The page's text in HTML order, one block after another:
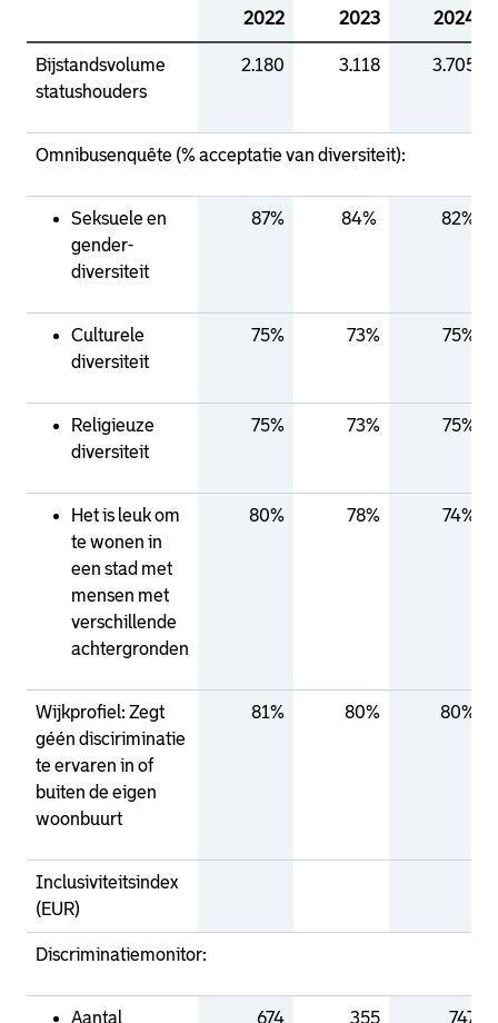
2022
2023
2024
Bijstandsvolume
statushouders
2.180 3.118 3.705
Omnibusenquête (% acceptatie van diversiteit):
Seksuele en
gender-
diversiteit
87% 84% 82%
Culturele
diversiteit
75% 73% 75%
Religieuze
diversiteit
75% 73% 75%
Het is leuk om
te wonen in
een stad met
mensen met
verschillende
achtergronden
80% 78% 74%
Wijkprofiel: Zegt
géén disciriminatie
te ervaren in of
buiten de eigen
woonbuurt
81% 80% 80%
Inclusiviteitsindex
(EUR)
Discriminatiemonitor:
Aantal
674 355 747